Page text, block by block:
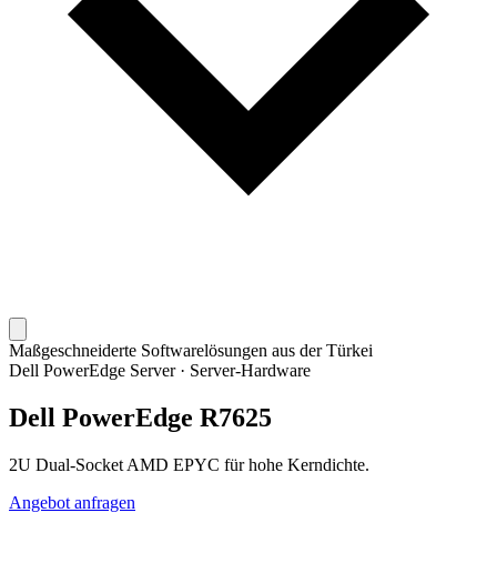
Maßgeschneiderte Softwarelösungen aus der Türkei
Dell PowerEdge Server· Server-Hardware
Dell PowerEdge R7625
2U Dual-Socket AMD EPYC für hohe Kerndichte.
Angebot anfragen